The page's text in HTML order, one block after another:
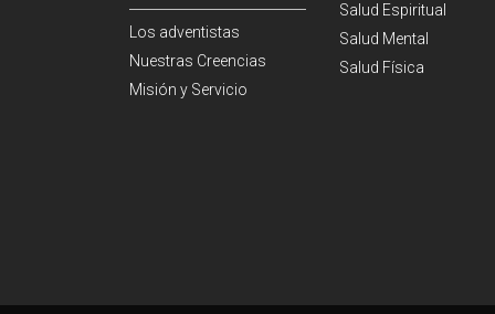
Los adventistas
Nuestras Creencias
Misión y Servicio
Salud Espiritual
Salud Mental
Salud Física